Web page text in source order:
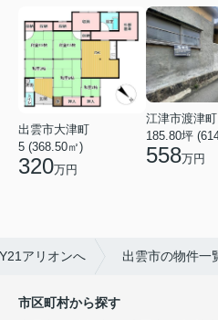
出雲市大津町
5 (368.50㎡)
320万円
江津市渡津町
185.80坪
558万円
アリオンへ 出雲市の物件一
市区町村から探す